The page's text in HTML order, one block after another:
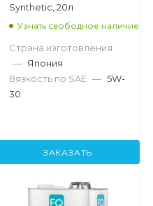
Synthetic, 20л
Узнать свободное наличие
Страна изготовления
— Япония
Вязкость по SAE — 5W-
30
ЗАКАЗАТЬ